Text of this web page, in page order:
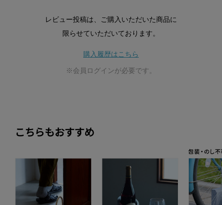
レビュー投稿は、ご購入いただいた商品に
限らせていただいております。
購入履歴はこちら
※会員ログインが必要です。
こちらもおすすめ